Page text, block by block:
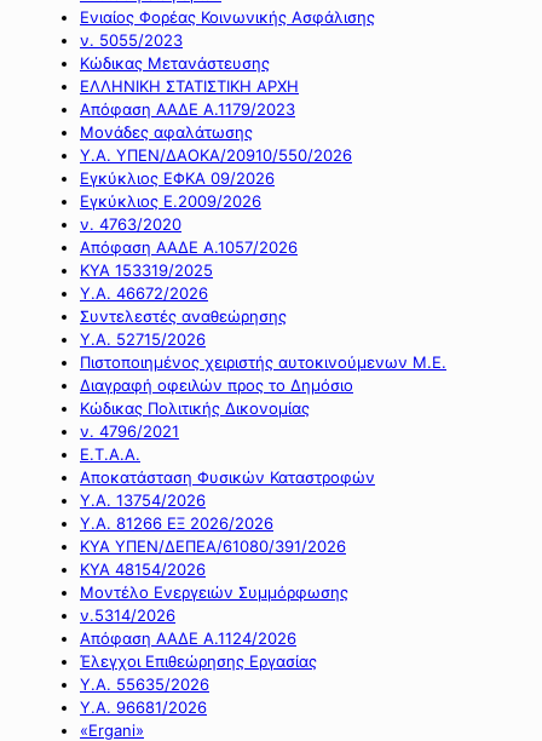
Ενιαίος Φορέας Κοινωνικής Ασφάλισης
ν. 5055/2023
Κώδικας Μετανάστευσης
ΕΛΛΗΝΙΚΗ ΣΤΑΤΙΣΤΙΚΗ ΑΡΧΗ
Απόφαση ΑΑΔΕ Α.1179/2023
Μονάδες αφαλάτωσης
Υ.Α. ΥΠΕΝ/ΔΑΟΚΑ/20910/550/2026
Εγκύκλιος ΕΦΚΑ 09/2026
Εγκύκλιος Ε.2009/2026
ν. 4763/2020
Απόφαση ΑΑΔΕ Α.1057/2026
ΚΥΑ 153319/2025
Υ.Α. 46672/2026
Συντελεστές αναθεώρησης
Υ.Α. 52715/2026
Πιστοποιημένος χειριστής αυτοκινούμενων Μ.Ε.
Διαγραφή οφειλών προς το Δημόσιο
Κώδικας Πολιτικής Δικονομίας
ν. 4796/2021
Ε.Τ.Α.Α.
Αποκατάσταση Φυσικών Καταστροφών
Υ.Α. 13754/2026
Υ.Α. 81266 ΕΞ 2026/2026
ΚΥΑ ΥΠΕΝ/ΔΕΠΕΑ/61080/391/2026
ΚΥΑ 48154/2026
Μοντέλο Ενεργειών Συμμόρφωσης
ν.5314/2026
Απόφαση ΑΑΔΕ Α.1124/2026
Έλεγχοι Επιθεώρησης Εργασίας
Υ.Α. 55635/2026
Υ.Α. 96681/2026
«Ergani»